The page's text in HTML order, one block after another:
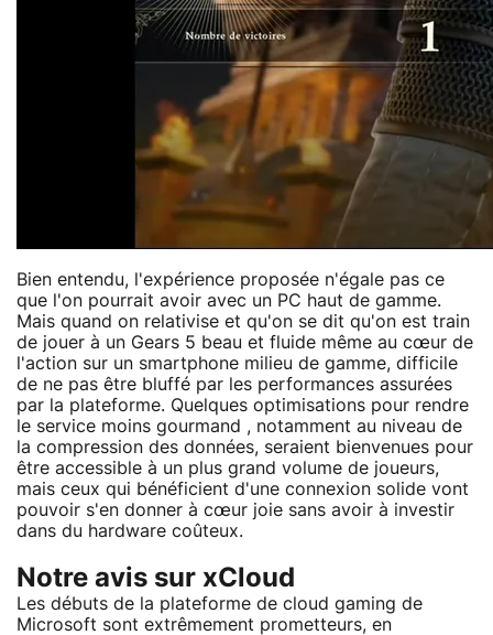
Bien entendu, l'expérience proposée n'égale pas ce
que l'on pourrait avoir avec un PC haut de gamme.
Mais quand on relativise et qu'on se dit qu'on est train
de jouer à un Gears 5 beau et fluide même au cœur de
l'action sur un smartphone milieu de gamme, difficile
de ne pas être bluffé par les performances assurées
par la plateforme. Quelques optimisations pour rendre
le service moins gourmand , notamment au niveau de
la compression des données, seraient bienvenues pour
être accessible à un plus grand volume de joueurs,
mais ceux qui bénéficient d'une connexion solide vont
pouvoir s'en donner à cœur joie sans avoir à investir
dans du hardware coûteux.
Notre avis sur xCloud
Les débuts de la plateforme de cloud gaming de
Microsoft sont extrêmement prometteurs, en